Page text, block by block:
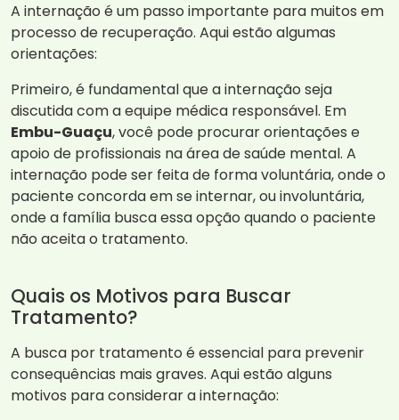
A internação é um passo importante para muitos em
processo de recuperação. Aqui estão algumas
orientações:
Primeiro, é fundamental que a internação seja
discutida com a equipe médica responsável. Em
Embu-Guaçu, você pode procurar orientações e
apoio de profissionais na área de saúde mental. A
internação pode ser feita de forma voluntária, onde o
paciente concorda em se internar, ou involuntária,
onde a família busca essa opção quando o paciente
não aceita o tratamento.
Quais os Motivos para Buscar
Tratamento?
A busca por tratamento é essencial para prevenir
consequências mais graves. Aqui estão alguns
motivos para considerar a internação: